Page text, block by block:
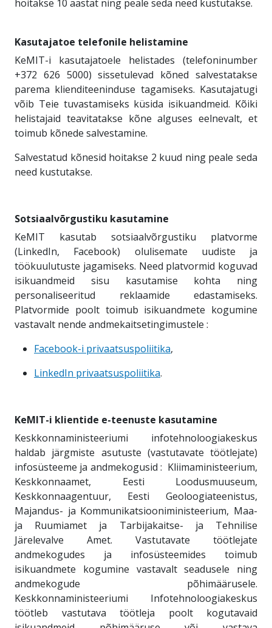
hoitakse 10 aastat ning peale seda need kustutakse.
Kasutajatoe telefonile helistamine
KeMIT-i kasutajatoele helistades (telefoninumber
+372 626 5000) sissetulevad kõned salvestatakse
parema klienditeeninduse tagamiseks. Kasutajatugi
võib Teie tuvastamiseks küsida isikuandmeid. Kõiki
helistajaid teavitatakse kõne alguses eelnevalt, et
toimub kõnede salvestamine.
Salvestatud kõnesid hoitakse 2 kuud ning peale seda
need kustutakse.
Sotsiaalvõrgustiku kasutamine
KeMIT kasutab sotsiaalvõrgustiku platvorme
(LinkedIn, Facebook) olulisemate uudiste ja
töökuulutuste jagamiseks. Need platvormid koguvad
isikuandmeid sisu kasutamise kohta ning
personaliseeritud reklaamide edastamiseks.
Platvormide poolt toimub isikuandmete kogumine
vastavalt nende andmekaitsetingimustele :
Facebook-i privaatsuspoliitika,
LinkedIn privaatsuspoliitika.
KeMIT-i klientide e-teenuste kasutamine
Keskkonnaministeeriumi infotehnoloogiakeskus
haldab järgmiste asutuste (vastutavate töötlejate)
infosüsteeme ja andmekogusid : Kliimaministeerium,
Keskkonnaamet, Eesti Loodusmuuseum,
Keskkonnaagentuur, Eesti Geoloogiateenistus,
Majandus- ja Kommunikatsiooniministeerium, Maa-
ja Ruumiamet ja Tarbijakaitse- ja Tehnilise
Järelevalve Amet. Vastutavate töötlejate
andmekogudes ja infosüsteemides toimub
isikuandmete kogumine vastavalt seadusele ning
andmekogude põhimäärusele.
Keskkonnaministeeriumi Infotehnoloogiakeskus
töötleb vastutava töötleja poolt kogutavaid